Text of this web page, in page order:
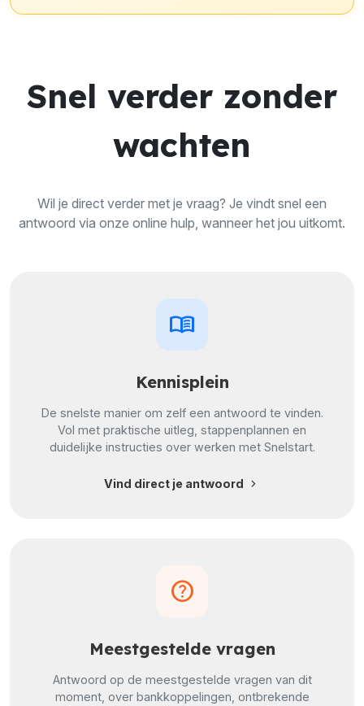
Snel verder zonder
wachten
Wil je direct verder met je vraag? Je vindt snel een
antwoord via onze online hulp, wanneer het jou uitkomt.
menu_book
Kennisplein
De snelste manier om zelf een antwoord te vinden.
Vol met praktische uitleg, stappenplannen en
duidelijke instructies over werken met Snelstart.
Vind direct je antwoord chevron_right
help
Meestgestelde vragen
Antwoord op de meestgestelde vragen van dit
moment, over bankkoppelingen, ontbrekende